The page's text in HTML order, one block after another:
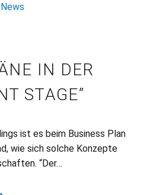
IN DER
STAGE”
ist es beim Business Plan
wie sich solche Konzepte
“Der…